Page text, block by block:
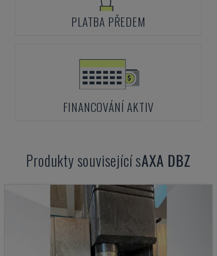
PLATBA PŘEDEM
FINANCOVÁNÍ AKTIV
Produkty související sAXA DBZ